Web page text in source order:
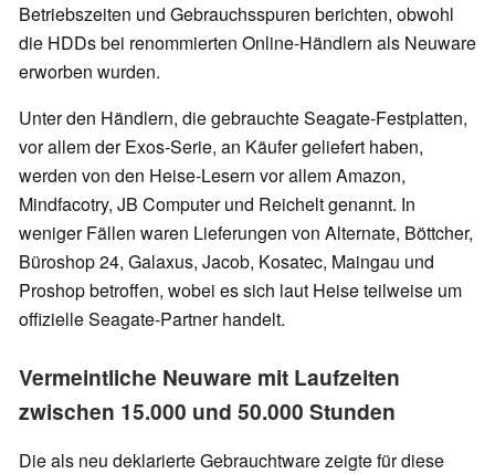
Betriebszeiten und Gebrauchsspuren berichten, obwohl
die HDDs bei renommierten Online-Händlern als Neuware
erworben wurden.
Unter den Händlern, die gebrauchte Seagate-Festplatten,
vor allem der Exos-Serie, an Käufer geliefert haben,
werden von den Heise-Lesern vor allem Amazon,
Mindfacotry, JB Computer und Reichelt genannt. In
weniger Fällen waren Lieferungen von Alternate, Böttcher,
Büroshop 24, Galaxus, Jacob, Kosatec, Maingau und
Proshop betroffen, wobei es sich laut Heise teilweise um
offizielle Seagate-Partner handelt.
Vermeintliche Neuware mit Laufzeiten
zwischen 15.000 und 50.000 Stunden
Die als neu deklarierte Gebrauchtware zeigte für diese